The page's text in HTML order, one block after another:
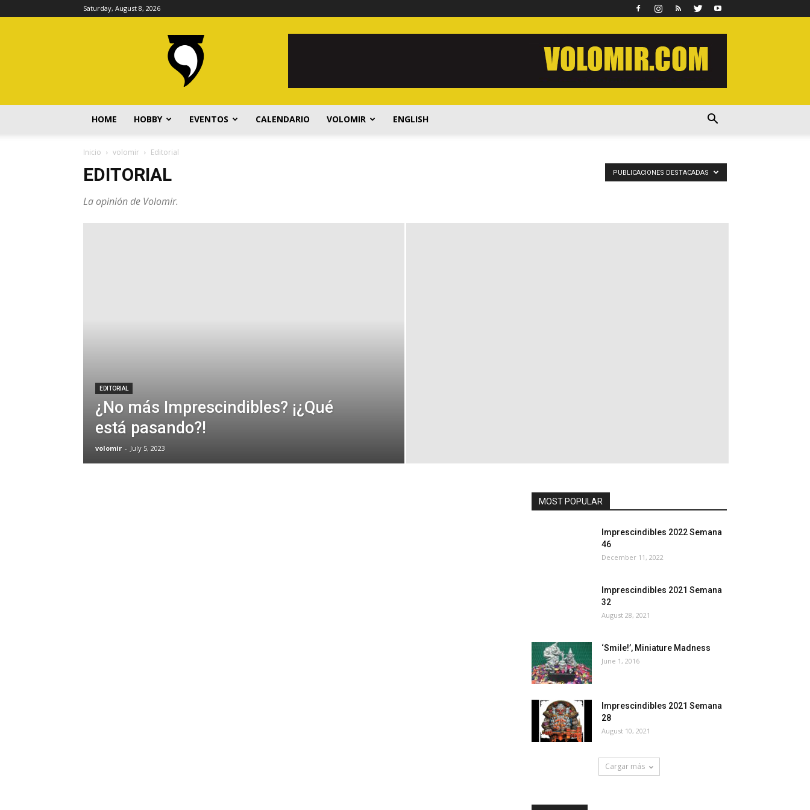
Saturday, August 8, 2026
HOME HOBBY EVENTOS CALENDARIO VOLOMIR ENGLISH
Inicio volomir Editorial
EDITORIAL
La opinión de Volomir.
PUBLICACIONES DESTACADAS
EDITORIAL
¿No más Imprescindibles? ¡¿Qué
está pasando?!
volomir - July 5, 2023
MOST POPULAR
Imprescindibles 2022 Semana
46
December 11, 2022
Imprescindibles 2021 Semana
32
August 28, 2021
‘Smile!’, Miniature Madness
June 1, 2016
Imprescindibles 2021 Semana
28
August 10, 2021
Cargar más